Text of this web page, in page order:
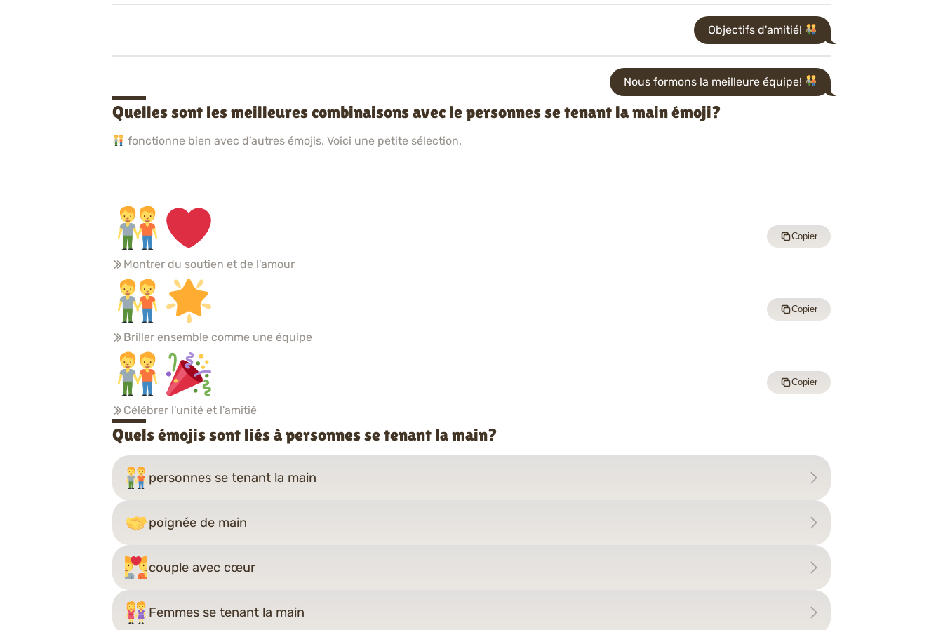
Objectifs d'amitié!
Nous formons la meilleure équipe!
Quelles sont les meilleures combinaisons avec le personnes se tenant la main émoji?
fonctionne bien avec d’autres émojis. Voici une petite sélection.
Montrer du soutien et de l'amour
Copier
Briller ensemble comme une équipe
Copier
Célébrer l'unité et l'amitié
Copier
Quels émojis sont liés à personnes se tenant la main?
personnes se tenant la main
poignée de main
couple avec cœur
Femmes se tenant la main